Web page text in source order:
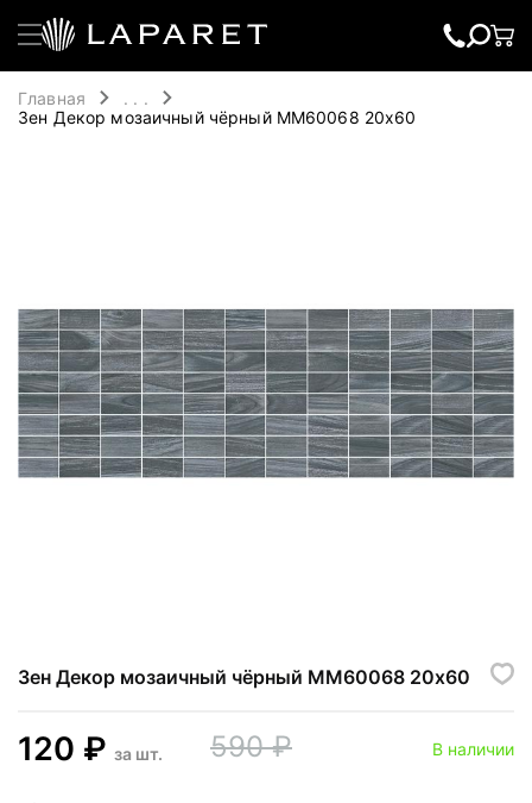
Главная
. . .
Зен Декор мозаичный чёрный MM60068 20х60
Зен Декор мозаичный чёрный MM60068 20х60
120 ₽ за шт. 590 ₽ В наличии